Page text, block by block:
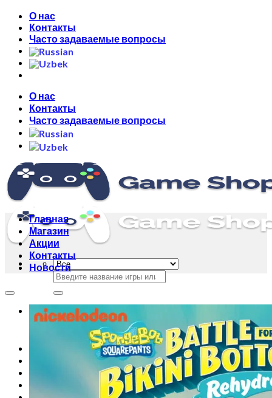
Skip
content
О нас
Контакты
Часто задаваемые вопросы
О нас
Контакты
Часто задаваемые вопросы
Искать:
Искать:
Контакты
Главная
Магазин
Акции
Контакты
Новости